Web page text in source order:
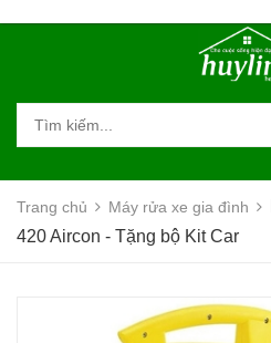
Trang chủ Máy rửa xe gia đình
420 Aircon - Tặng bộ Kit Car